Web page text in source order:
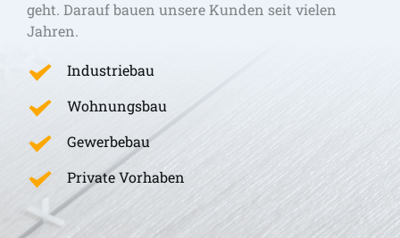
geht. Darauf bauen unsere Kunden seit vielen
Jahren.
Industriebau
Wohnungsbau
Gewerbebau
Private Vorhaben